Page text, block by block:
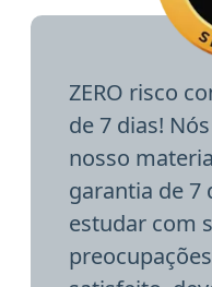
ZERO risco
de 7 dias!
nosso
garantia de 7
estudar com